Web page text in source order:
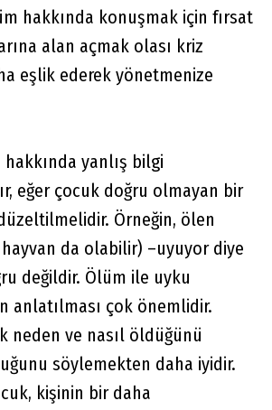
hakkında konuşmak için fırsat
alan açmak olası kriz
eşlik ederek yönetmenize
yanlış bilgi
eğer çocuk doğru olmayan bir
Örneğin, ölen
da olabilir) –uyuyor diye
değildir. Ölüm ile uyku
anlatılması çok önemlidir.
neden ve nasıl öldüğünü
söylemekten daha iyidir.
kişinin bir daha